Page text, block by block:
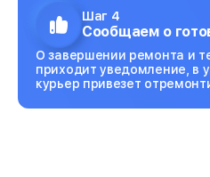
Шаг 4
Сообщаем о
О завершении ремонта и
приходит уведомление, в
курьер привезет